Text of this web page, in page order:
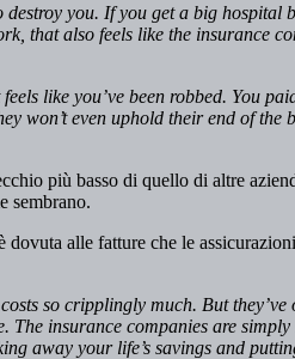
you. If you get a big hospital
that also feels like the insurance
like you’ve been robbed. You
won’t even uphold their end of the
più basso di quello di altre
sembrano.
alle fatture che le
so cripplingly much. But
insurance companies are
away your life’s savings and